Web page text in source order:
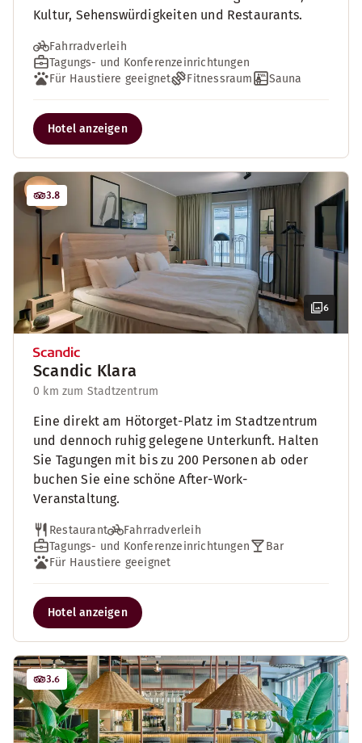
Kultur, Sehenswürdigkeiten und Restaurants.
Fahrradverleih
Tagungs- und Konferenzeinrichtungen
Für Haustiere geeignet
Fitnessraum Sauna
Hotel anzeigen
6
3.8
Scandic Klara
0 km zum Stadtzentrum
Eine direkt am Hötorget-Platz im Stadtzentrum
und dennoch ruhig gelegene Unterkunft. Halten
Sie Tagungen mit bis zu 200 Personen ab oder
buchen Sie eine schöne After-Work-
Veranstaltung.
Restaurant
Fahrradverleih
Tagungs- und Konferenzeinrichtungen
Bar
Für Haustiere geeignet
Hotel anzeigen
3.6